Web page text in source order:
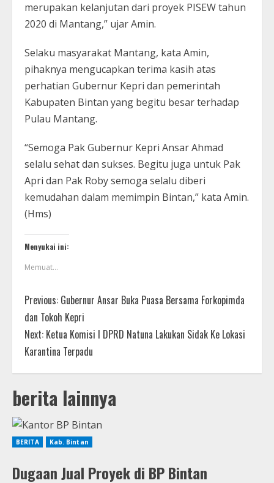
merupakan kelanjutan dari proyek PISEW tahun
2020 di Mantang,” ujar Amin.
Selaku masyarakat Mantang, kata Amin,
pihaknya mengucapkan terima kasih atas
perhatian Gubernur Kepri dan pemerintah
Kabupaten Bintan yang begitu besar terhadap
Pulau Mantang.
“Semoga Pak Gubernur Kepri Ansar Ahmad
selalu sehat dan sukses. Begitu juga untuk Pak
Apri dan Pak Roby semoga selalu diberi
kemudahan dalam memimpin Bintan,” kata Amin.
(Hms)
Menyukai ini:
Memuat...
Previous: Gubernur Ansar Buka Puasa Bersama Forkopimda
dan Tokoh Kepri
Next: Ketua Komisi I DPRD Natuna Lakukan Sidak Ke Lokasi
Karantina Terpadu
berita lainnya
BERITA Kab. Bintan
Dugaan Jual Proyek di BP Bintan